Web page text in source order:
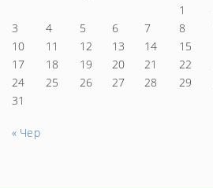
1
3
4 5 6 7 8
10
11 12 13 14 15
17
18 19 20 21 22
24
25 26 27 28 29
31
« Чер